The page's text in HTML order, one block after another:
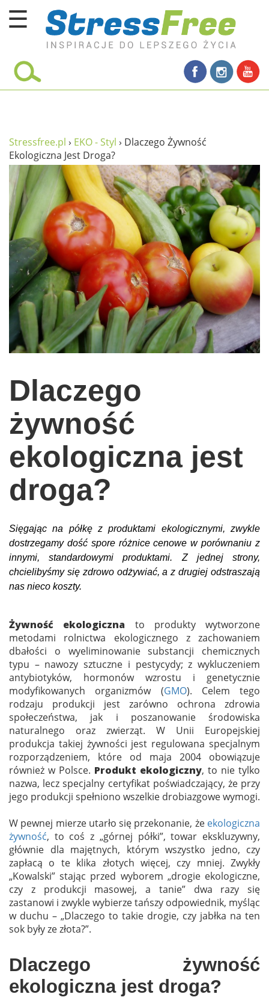
☰
Kursy online
umysł
proste życie
relaks
filozofia życia
wolność od stresu
miłość i rodzina
w rodzinie
wychowanie dzieci
edukacja
zabawy dla dzieci
Odżywianie
sposób na życie
zrób to sam
EKO – Styl
kuchnia
praca
Stressfree.pl › EKO - Styl › Dlaczego Żywność
Ekologiczna Jest Droga?
Dlaczego
żywność
ekologiczna jest
droga?
Sięgając na półkę z produktami ekologicznymi, zwykle
dostrzegamy dość spore różnice cenowe w porównaniu z
innymi, standardowymi produktami. Z jednej strony,
chcielibyśmy się zdrowo odżywiać, a z drugiej odstraszają
nas nieco koszty.
Żywność ekologiczna to produkty wytworzone
metodami rolnictwa ekologicznego z zachowaniem
dbałości o wyeliminowanie substancji chemicznych
typu – nawozy sztuczne i pestycydy; z wykluczeniem
antybiotyków, hormonów wzrostu i genetycznie
modyfikowanych organizmów (GMO). Celem tego
rodzaju produkcji jest zarówno ochrona zdrowia
społeczeństwa, jak i poszanowanie środowiska
naturalnego oraz zwierząt. W Unii Europejskiej
produkcja takiej żywności jest regulowana specjalnym
rozporządzeniem, które od maja 2004 obowiązuje
również w Polsce. Produkt ekologiczny, to nie tylko
nazwa, lecz specjalny certyfikat poświadczający, że przy
jego produkcji spełniono wszelkie drobiazgowe wymogi.
W pewnej mierze utarło się przekonanie, że ekologiczna
żywność, to coś z „górnej półki”, towar ekskluzywny,
głównie dla majętnych, którym wszystko jedno, czy
zapłacą o te klika złotych więcej, czy mniej. Zwykły
„Kowalski” stając przed wyborem „drogie ekologiczne,
czy z produkcji masowej, a tanie” dwa razy się
zastanowi i zwykle wybierze tańszy odpowiednik, myśląc
w duchu – „Dlaczego to takie drogie, czy jabłka na ten
sok były ze złota?”.
Dlaczego żywność
ekologiczna jest droga?